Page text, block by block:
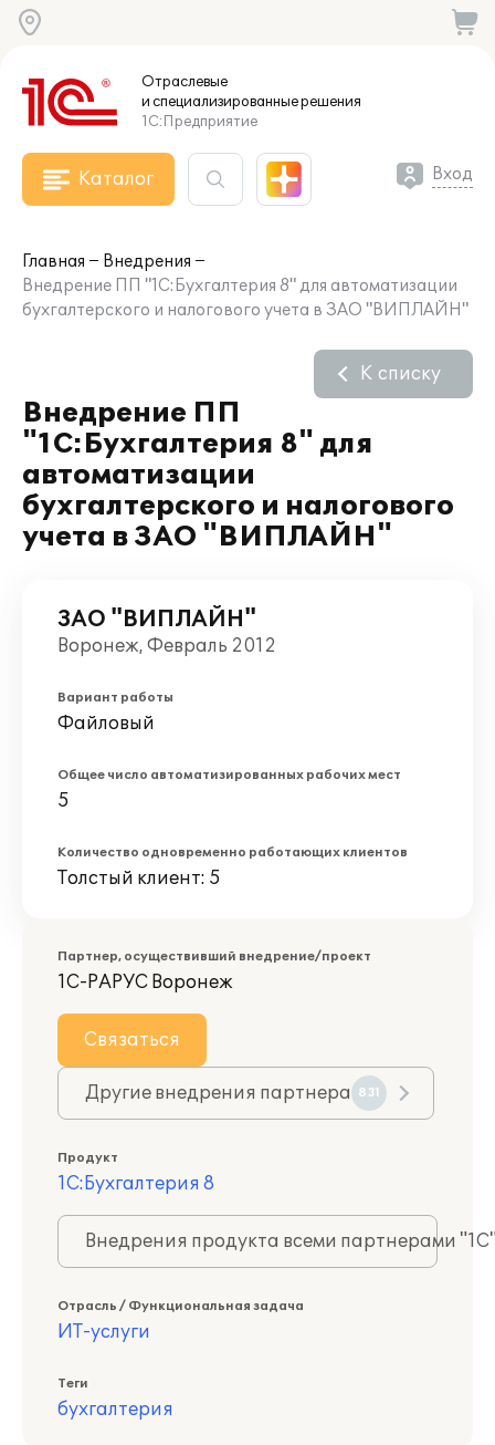
Отраслевые
и специализированныерешения
1С:Предприятие
Каталог Вход
Главная
Внедрения
Внедрение ПП "1С:Бухгалтерия 8" для автоматизации
бухгалтерского и налогового учета в ЗАО "ВИПЛАЙН"
Внедрение ПП
"1С:Бухгалтерия 8" для
автоматизации
бухгалтерского и налогового
учета в ЗАО "ВИПЛАЙН"
К списку
ЗАО "ВИПЛАЙН"
Воронеж, Февраль 2012
Вариант работы
Файловый
Общее число автоматизированных рабочих мест
5
Количество одновременно работающих клиентов
Толстый клиент: 5
Партнер, осуществивший внедрение/проект
1С-РАРУС Воронеж
Связаться
Другие внедрения партнера 831
Продукт
1С:Бухгалтерия 8
Внедрения продукта всеми партнерами
Отрасль / Функциональная задача
ИТ-услуги
Теги
бухгалтерия